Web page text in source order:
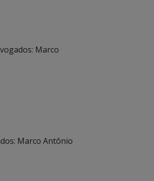
Marco
Marco Antônio